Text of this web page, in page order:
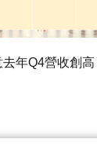
去年Q4營收創